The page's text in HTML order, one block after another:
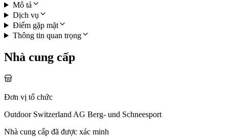
Mô tả
Dịch vụ
Điểm gặp mặt
Thông tin quan trọng
Nhà cung cấp
Đơn vị tổ chức
Outdoor Switzerland AG Berg- und Schneesport
Nhà cung cấp đã được xác minh